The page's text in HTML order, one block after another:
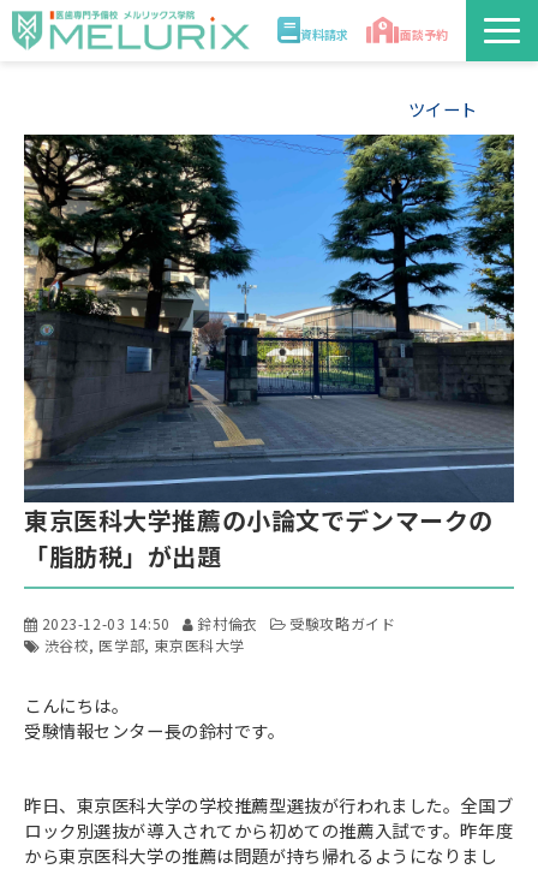
資料請求 面談予約
校舎情報
入学案内
合格実績・合格体験記
講師
医学部解答速報2026
ツイート
東京医科大学推薦の小論文でデンマークの
「脂肪税」が出題
2023-12-03 14:50 鈴村倫衣
受験攻略ガイド
渋谷校 医学部 東京医科大学
こんにちは。
受験情報センター長の鈴村です。
昨日、東京医科大学の学校推薦型選抜が行われました。全国ブ
ロック別選抜が導入されてから初めての推薦入試です。昨年度
から東京医科大学の推薦は問題が持ち帰れるようになりまし